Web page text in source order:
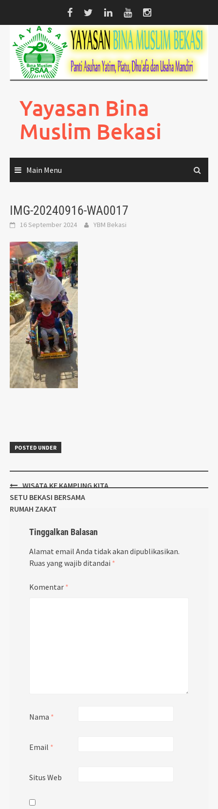
content
Yayasan Bina
Muslim Bekasi
Main Menu
IMG-20240916-WA0017
16 September 2024 YBM Bekasi
POSTED UNDER
Post
navigation
WISATA KE KAMPUNG KITA
SETU BEKASI BERSAMA
RUMAH ZAKAT
Tinggalkan Balasan
Alamat email Anda tidak akan dipublikasikan.
Ruas yang wajib ditandai *
Komentar *
Nama *
Email *
Situs Web